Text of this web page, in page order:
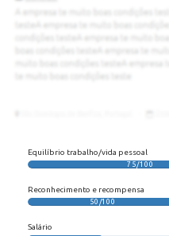
Equilíbrio trabalho/vida pessoal
75/100
Reconhecimento e recompensa
50/100
Salário